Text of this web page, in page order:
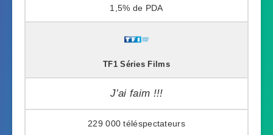
1,5%
TF1 Séries Films
J’ai faim !!!
229 000